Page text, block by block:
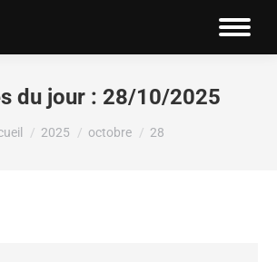
du jour : 28/10/2025
êtes ici :
2025 octobre 28